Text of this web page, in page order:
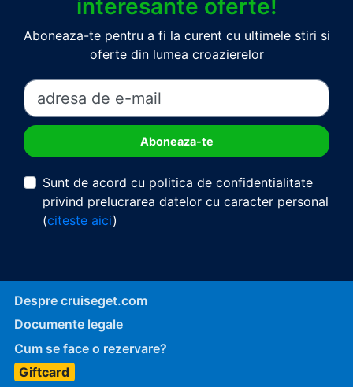
interesante oferte!
Aboneaza-te pentru a fi la curent cu ultimele stiri si
oferte din lumea croazierelor
Sunt de acord cu politica de confidentialitate
privind prelucrarea datelor cu caracter personal
(citeste aici)
Despre cruiseget.com
Documente legale
Cum se face o rezervare?
Giftcard